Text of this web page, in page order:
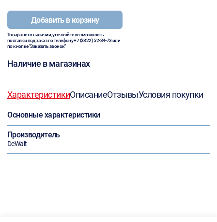
Добавить в корзину
Товара нет в наличии, уточняйте возможность
поставки под заказ по телефону+7 (3822) 52-34-73или
по кнопке "Заказать звонок"
Наличие в магазинах
ХарактеристикиОписаниеОтзывыУсловия покупки
Основные характеристики
Производитель
DeWalt